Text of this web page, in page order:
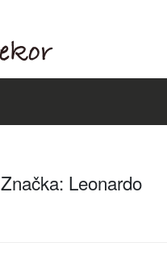
Značka: Leonardo